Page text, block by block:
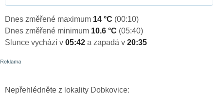
Dnes změřené maximum 14 °C (00:10)
Dnes změřené minimum 10.6 °C (05:40)
Slunce vychází v 05:42 a zapadá v 20:35
Nepřehlédněte z lokality Dobkovice: